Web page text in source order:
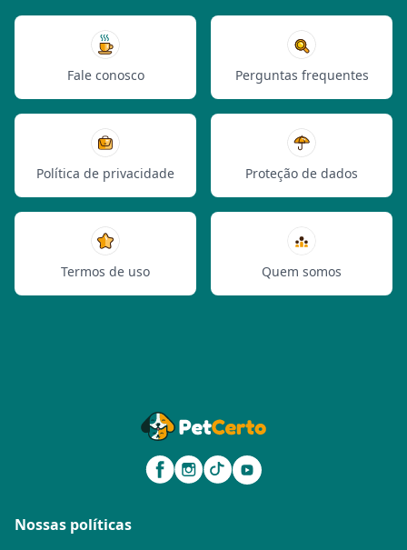
Fale conosco Perguntas frequentes
Política de privacidade Proteção de dados
Termos de uso Quem somos
Nossas políticas